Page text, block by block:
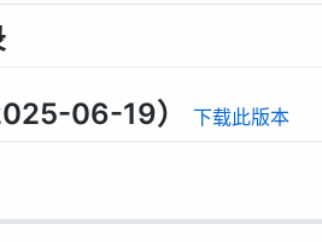
06-19） 下载此版本